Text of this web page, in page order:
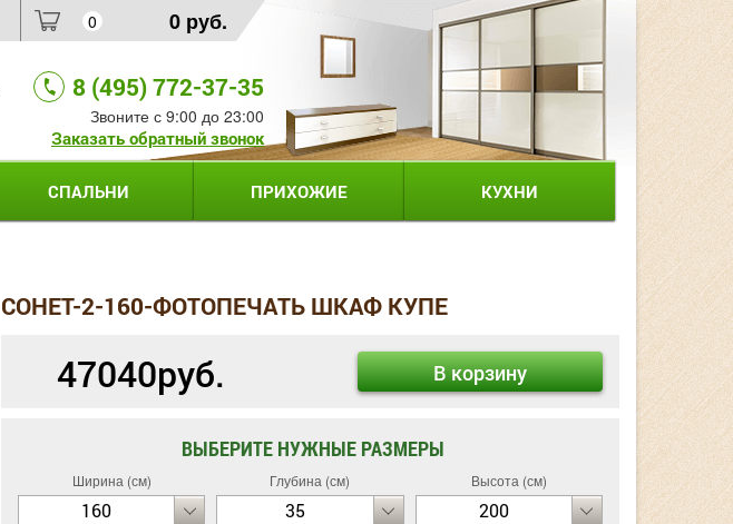
0 0 руб.
8 (495) 772-37-35
Звоните с 9:00 до 23:00
Заказать обратный звонок
СПАЛЬНИ ПРИХОЖИЕ КУХНИ
СОНЕТ-2-160-ФОТОПЕЧАТЬ ШКАФ КУПЕ
47040руб. В корзину
ВЫБЕРИТЕ НУЖНЫЕ РАЗМЕРЫ
Ширина (см)
160
Глубина (см)
35
Высота (см)
200